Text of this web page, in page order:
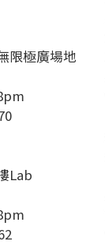
限極廣場地
Lab